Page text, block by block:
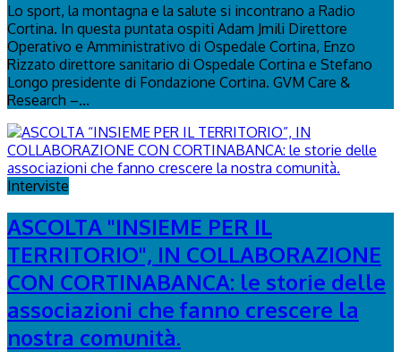
Lo sport, la montagna e la salute si incontrano a Radio
Cortina. In questa puntata ospiti Adam Jmili Direttore
Operativo e Amministrativo di Ospedale Cortina, Enzo
Rizzato direttore sanitario di Ospedale Cortina e Stefano
Longo presidente di Fondazione Cortina. GVM Care &
Research –...
Interviste
ASCOLTA "INSIEME PER IL
TERRITORIO", IN COLLABORAZIONE
CON CORTINABANCA: le storie delle
associazioni che fanno crescere la
nostra comunità.